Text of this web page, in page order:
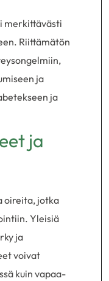
merkittävästi
Riittämätön
ja
ja
ja
oireita, jotka
Yleisiä
ja
voivat
kuin vapaa-